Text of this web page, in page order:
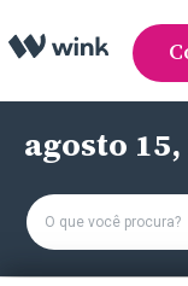
agosto 15,